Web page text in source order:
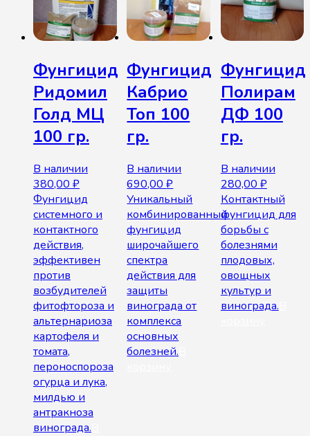
Фунгицид
Ридомил
Голд МЦ
100 гр.
В наличии
380,00 ₽
Фунгицид
системного и
контактного
действия,
эффективен
против
возбудителей
фитофтороза и
альтернариоза
картофеля и
томата,
пероноспороза
огурца и лука,
милдью и
антракноза
винограда.
Фунгицид
Кабрио
Топ 100
гр.
В наличии
690,00₽
Уникальный
комбинированный
фунгицид
широчайшего
спектра
действия для
защиты
винограда от
комплекса
основных
болезней.
Фунгицид
Полирам
ДФ 100
гр.
В наличии
280,00 ₽
Контактный
фунгицид для
борьбы с
болезнями
плодовых,
овощных
культур и
винограда.